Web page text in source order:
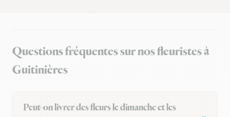
Questions fréquentes sur nos fleuristes à
Guitinières
Peut-on livrer des fleurs le dimanche et les